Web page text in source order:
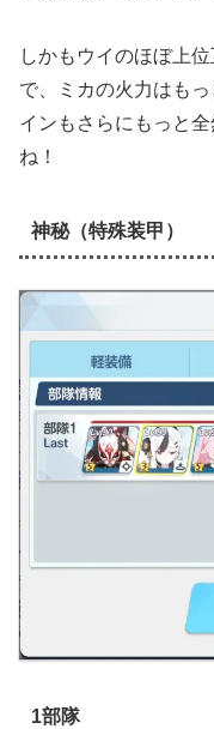
しかもウイのほぼ上
で、ミカの火力はも
インもさらにもっと
ね！
神秘（特殊装甲）
1部隊